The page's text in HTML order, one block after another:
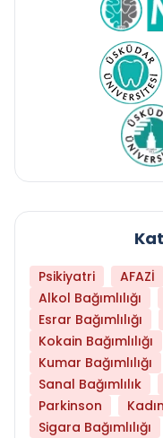
Psikiyatri AFAZİ
Alkol Bağımlılığı
Esrar Bağımlılığı
Kokain Bağımlılığı
Kumar Bağımlılığı
Sanal Bağımlılık
Parkinson
Sigara Bağımlılığı